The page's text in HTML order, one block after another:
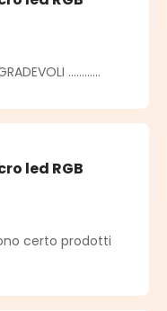
estrellas............
led RGB
estrellas
certo prodotti